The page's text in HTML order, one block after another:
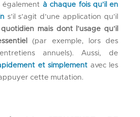
également à chaque fois qu’il en
s’il s’agit d’une application qu’il
quotidien mais dont l’usage qu’il
(par exemple, lors des
annuels). Aussi, de
ment et simplement avec les
cette mutation.